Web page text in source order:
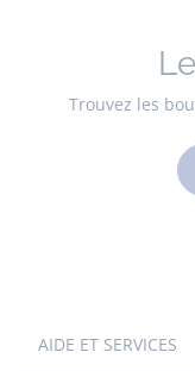
Trouvez les
AIDE ET SERVICES